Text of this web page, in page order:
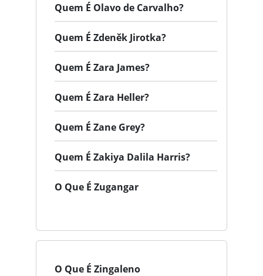
Quem É Olavo de Carvalho?
Quem É Zdeněk Jirotka?
Quem É Zara James?
Quem É Zara Heller?
Quem É Zane Grey?
Quem É Zakiya Dalila Harris?
O Que É Zugangar
O Que É Zingaleno